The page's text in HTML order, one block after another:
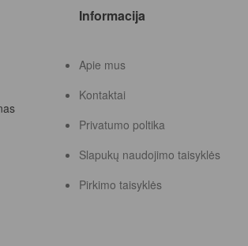
Informacija
Apie mus
Kontaktai
Privatumo poltika
Slapukų naudojimo taisyklės
Pirkimo taisyklės